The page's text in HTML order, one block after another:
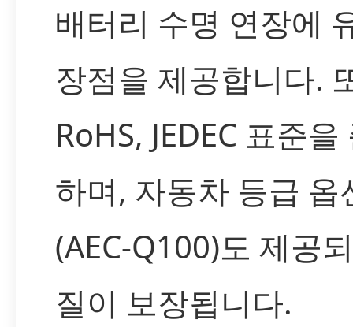
배터리 수명 연장에
장점을 제공합니다.
RoHS, JEDEC 표준
하며, 자동차 등급 옵
(AEC-Q100)도 제공
질이 보장됩니다.